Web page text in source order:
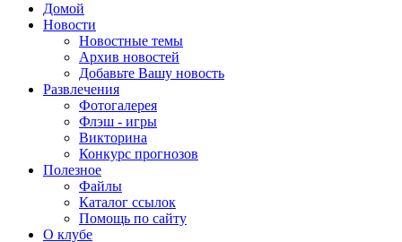
Домой
Новости
Новостные темы
Архив новостей
Добавьте Вашу новость
Развлечения
Фотогалерея
Флэш - игры
Викторина
Конкурс прогнозов
Полезное
Файлы
Каталог ссылок
Помощь по сайту
О клубе